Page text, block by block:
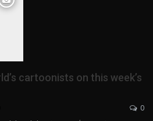
cartoonists on this week’s
0